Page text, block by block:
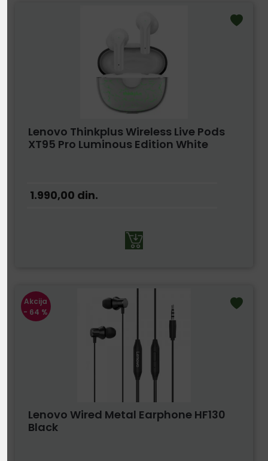
Lenovo Thinkplus Wireless Live Pods
XT95 Pro Luminous Edition White
1.990,00 din.
Akcija
- 64 %
Lenovo Wired Metal Earphone HF130
Black